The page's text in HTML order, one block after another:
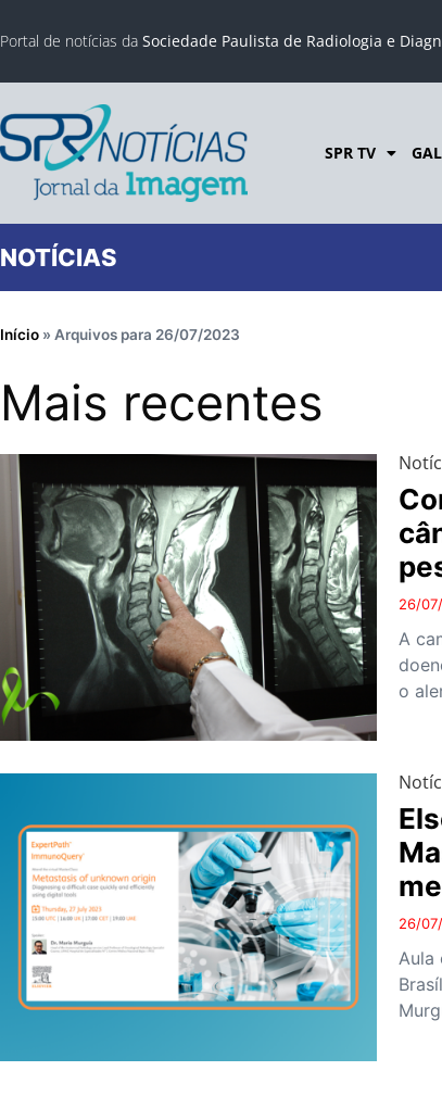
Portal de notícias da Sociedade Paulista de Radiologia e
SPR TV
NOTÍCIAS
Início » Arquivos para 26/07/2023
Mais recentes
26/
A
o
26/
Aula